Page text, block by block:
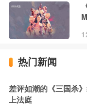
热门新闻
差评如潮的《三国杀
上法庭